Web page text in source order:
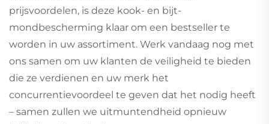
prijsvoordelen, is deze kook- en bijt-
mondbescherming klaar om een bestseller te
worden in uw assortiment. Werk vandaag nog met
ons samen om uw klanten de veiligheid te bieden
die ze verdienen en uw merk het
concurrentievoordeel te geven dat het nodig heeft
– samen zullen we uitmuntendheid opnieuw